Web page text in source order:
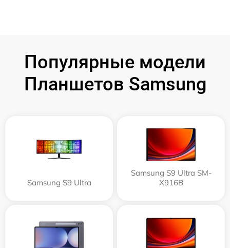
Популярные модели
Планшетов Samsung
Samsung S9 Ultra
Samsung S9 Ultra SM-
X916B